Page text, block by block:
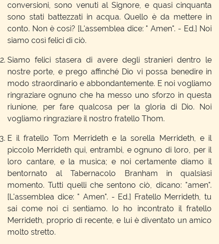
conversioni, sono venuti al Signore, e quasi cinquanta
sono stati battezzati in acqua. Quello è da mettere in
conto. Non è così? [L'assemblea dice: " Amen". - Ed.] Noi
siamo così felici di ciò.
Siamo felici stasera di avere degli stranieri dentro le
nostre porte, e prego affinché Dio vi possa benedire in
modo straordinario e abbondantemente. E noi vogliamo
ringraziare ognuno che ha messo uno sforzo in questa
riunione, per fare qualcosa per la gloria di Dio. Noi
vogliamo ringraziare il nostro fratello Thom.
E il fratello Tom Merrideth e la sorella Merrideth, e il
piccolo Merrideth qui, entrambi, e ognuno di loro, per il
loro cantare, e la musica; e noi certamente diamo il
bentornato al Tabernacolo Branham in qualsiasi
momento. Tutti quelli che sentono ciò, dicano: "amen".
[L'assemblea dice: " Amen". - Ed.] Fratello Merrideth, tu
sai come noi ci sentiamo. Io ho incontrato il fratello
Merrideth, proprio di recente, e lui è diventato un amico
molto stretto.